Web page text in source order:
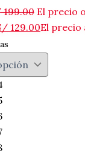
199.00 El precio
129.00El precio